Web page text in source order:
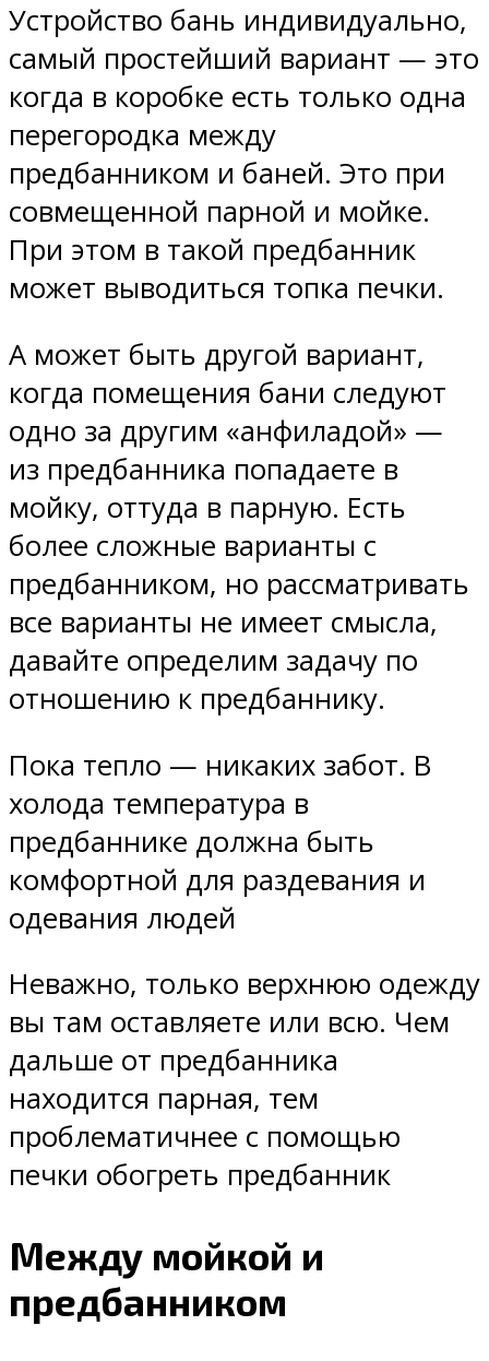
Устройство бань индивидуально,
самый простейший вариант — это
когда в коробке есть только одна
перегородка между
предбанником и баней. Это при
совмещенной парной и мойке.
При этом в такой предбанник
может выводиться топка печки.
А может быть другой вариант,
когда помещения бани следуют
одно за другим «анфиладой» —
из предбанника попадаете в
мойку, оттуда в парную. Есть
более сложные варианты с
предбанником, но рассматривать
все варианты не имеет смысла,
давайте определим задачу по
отношению к предбаннику.
Пока тепло — никаких забот. В
холода температура в
предбаннике должна быть
комфортной для раздевания и
одевания людей
Неважно, только верхнюю одежду
вы там оставляете или всю. Чем
дальше от предбанника
находится парная, тем
проблематичнее с помощью
печки обогреть предбанник
Между мойкой и
предбанником